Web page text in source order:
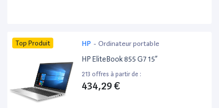
Top Produit HP - Ordinateur portable
HP EliteBook 855 G7 15”
213 offres à partir de :
434,29 €